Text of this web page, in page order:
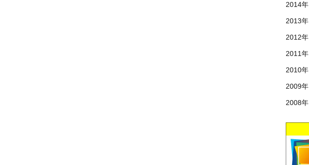
2014年
2013年
2012年
2011年
2010年
2009年
2008年